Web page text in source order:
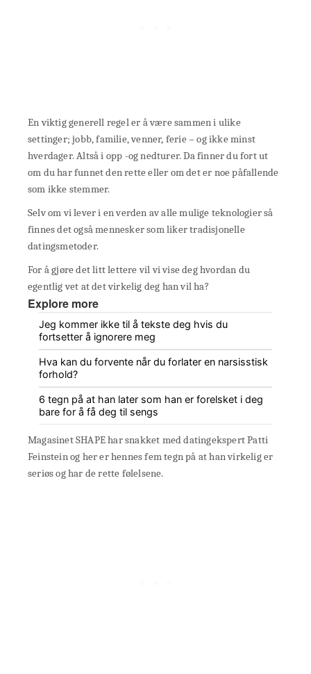
En viktig generell regel er å være sammen i ulike
settinger; jobb, familie, venner, ferie – og ikke minst
hverdager. Altså i opp -og nedturer. Da finner du fort ut
om du har funnet den rette eller om det er noe påfallende
som ikke stemmer.
Selv om vi lever i en verden av alle mulige teknologier så
finnes det også mennesker som liker tradisjonelle
datingsmetoder.
For å gjøre det litt lettere vil vi vise deg hvordan du
egentlig vet at det virkelig deg han vil ha?
Explore more
Jeg kommer ikke til å tekste deg hvis du
fortsetter å ignorere meg
Hva kan du forvente når du forlater en narsisstisk
forhold?
6 tegn på at han later som han er forelsket i deg
bare for å få deg til sengs
Magasinet SHAPE har snakket med datingekspert Patti
Feinstein og her er hennes fem tegn på at han virkelig er
seriøs og har de rette følelsene.